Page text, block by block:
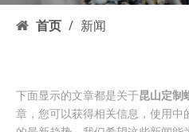
首页 / 新闻
下面显示的文章都是关于昆山定制
章，您可以获得相关信息，使用中